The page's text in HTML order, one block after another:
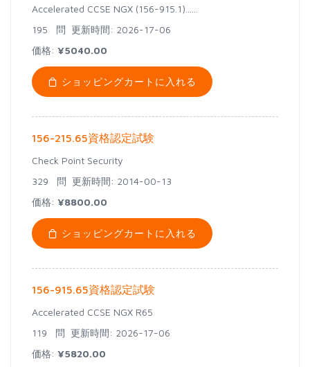
Accelerated CCSE NGX (156-915.1)......
195 問 更新時間: 2026-17-06
価格: ¥5040.00
ショッピングカートに入れる
156-215.65資格認定試験
Check Point Security
329 問 更新時間: 2014-00-13
価格: ¥8800.00
ショッピングカートに入れる
156-915.65資格認定試験
Accelerated CCSE NGX R65
119 問 更新時間: 2026-17-06
価格: ¥5820.00